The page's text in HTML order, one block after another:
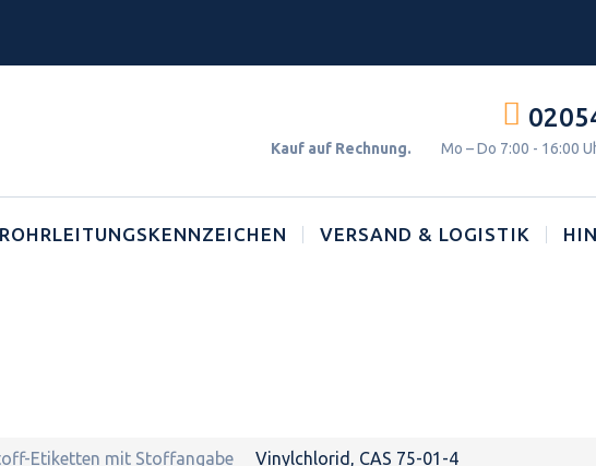
Kauf auf Rechnung. Mo – Do 7:00 - 16:00
ROHRLEITUNGSKENNZEICHEN VERSAND & LOGISTIK
Etiketten mit Stoffangabe Vinylchlorid, CAS 75-01-4